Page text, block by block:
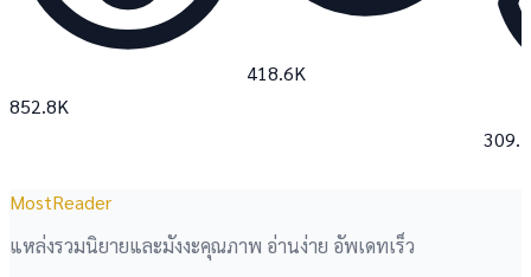
852.8K
418.6K
MostReader
แหล่งรวมนิยายและมังงะคุณภาพ อ่านง่าย อัพเดทเร็ว